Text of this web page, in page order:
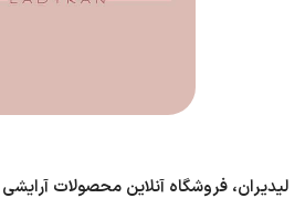
لیدیران، فروشگاه آنلاین محصولات